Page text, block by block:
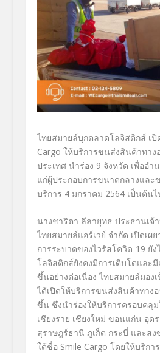
ไทยสมายล์บุกตลาดโลจิสติกส์ เปิ
Cargo ให้บริการขนส่งสินค้าทาง
ประเทศ นำร่อง 9 จังหวัด เพื่ออำ
แก่ผู้ประกอบการขนาดกลางและ
บริการ 4 มกราคม 2564 เป็นต้นไ
นางชาริตา ลีลายุทธ ประธานเจ้
ไทยสมายล์แอร์เวย์ จำกัด เปิดเ
การระบาดของไวรัสโควิด-19 ยั
โลจิสติกส์ยังคงมีการเติบโตและ
ขึ้นอย่างต่อเนื่อง ไทยสมายล์มอง
ได้เปิดให้บริการขนส่งสินค้าทาง
ขึ้น ซึ่งนำร่องให้บริการครอบคลุ
เชียงราย เชียงใหม่ ขอนแก่น อุ
สุราษฎร์ธานี ภูเก็ต กระบี่ และส
ใต้ชื่อ Smile Cargo โดยให้บริกา